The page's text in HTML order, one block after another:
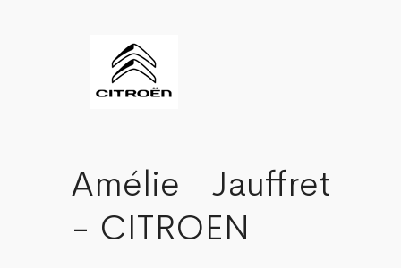
Amélie Jauffret
- CITROEN